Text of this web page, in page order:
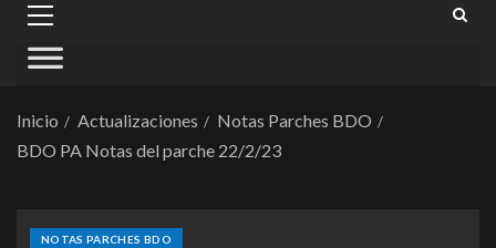
Inicio Actualizaciones
Notas Parches BDO
BDO PA Notas del parche 22/2/23
NOTAS PARCHES BDO